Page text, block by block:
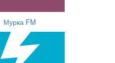
Мурка FM